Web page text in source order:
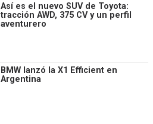
Así es el nuevo SUV de Toyota:
tracción AWD, 375 CV y un perfil
aventurero
BMW lanzó la X1 Efficient en
Argentina